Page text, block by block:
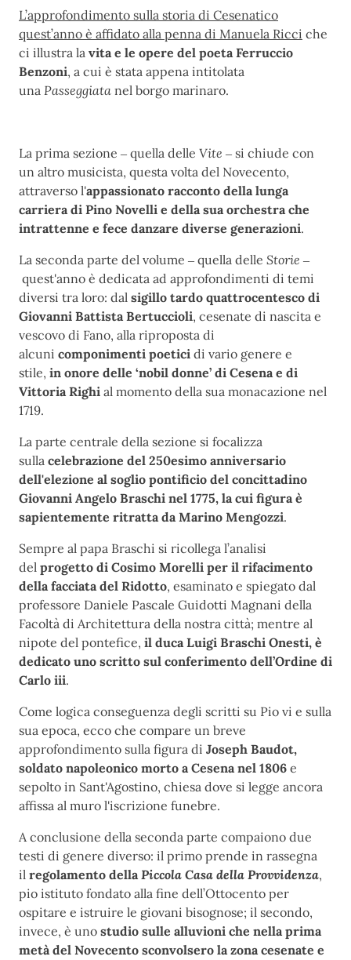
L’approfondimento sulla storia di Cesenatico
quest’anno è affidato alla penna di Manuela Ricci che
ci illustra la vita e le opere del poeta Ferruccio
Benzoni, a cui è stata appena intitolata
una Passeggiata nel borgo marinaro.
La prima sezione ‒ quella delle Vite ‒ si chiude con
un altro musicista, questa volta del Novecento,
attraverso l'appassionato racconto della lunga
carriera di Pino Novelli e della sua orchestra che
intrattenne e fece danzare diverse generazioni.
La seconda parte del volume ‒ quella delle Storie ‒
quest'anno è dedicata ad approfondimenti di temi
diversi tra loro: dal sigillo tardo quattrocentesco di
Giovanni Battista Bertuccioli, cesenate di nascita e
vescovo di Fano, alla riproposta di
alcuni componimenti poetici di vario genere e
stile, in onore delle ‘nobil donne’ di Cesena e di
Vittoria Righi al momento della sua monacazione nel
1719.
La parte centrale della sezione si focalizza
sulla celebrazione del 250esimo anniversario
dell'elezione al soglio pontificio del concittadino
Giovanni Angelo Braschi nel 1775, la cui figura è
sapientemente ritratta da Marino Mengozzi.
Sempre al papa Braschi si ricollega l’analisi
del progetto di Cosimo Morelli per il rifacimento
della facciata del Ridotto, esaminato e spiegato dal
professore Daniele Pascale Guidotti Magnani della
Facoltà di Architettura della nostra città; mentre al
nipote del pontefice, il duca Luigi Braschi Onesti, è
dedicato uno scritto sul conferimento dell’Ordine di
Carlo iii.
Come logica conseguenza degli scritti su Pio vi e sulla
sua epoca, ecco che compare un breve
approfondimento sulla figura di Joseph Baudot,
soldato napoleonico morto a Cesena nel 1806 e
sepolto in Sant'Agostino, chiesa dove si legge ancora
affissa al muro l'iscrizione funebre.
A conclusione della seconda parte compaiono due
testi di genere diverso: il primo prende in rassegna
il regolamento dellaPiccola Casa della Provvidenza,
pio istituto fondato alla fine dell’Ottocento per
ospitare e istruire le giovani bisognose; il secondo,
invece, è uno studio sulle alluvioni che nella prima
metà del Novecento sconvolsero la zona cesenate e